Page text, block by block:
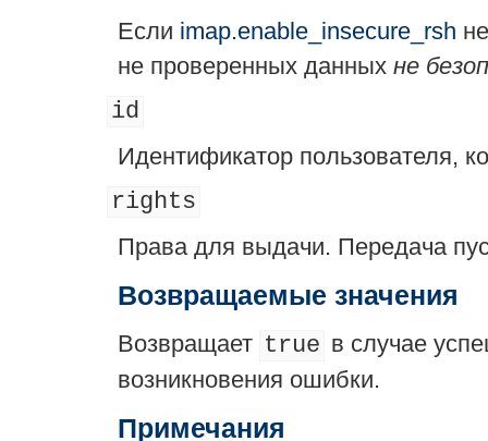
Если imap.enable_insecure_rsh
не проверенных данных не
id
Идентификатор пользователя,
rights
Права для выдачи. Передача
Возвращаемые значения
Возвращает true в случае
возникновения ошибки.
Примечания